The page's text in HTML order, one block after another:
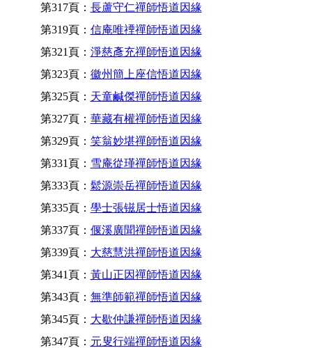
第317頁： 長蘆守仁禪師悟道因緣
第319頁： 信庵唯禋禪師悟道因緣
第321頁： 淨慈彥充禪師悟道因緣
第323頁： 徽州簡上座信悟道因緣
第325頁： 天童鹹傑禪師悟道因緣
第327頁： 華藏有權禪師悟道因緣
第329頁： 笑翁妙堪禪師悟道因緣
第331頁： 雪庵從瑾禪師悟道因緣
第333頁： 鬆源崇岳禪師悟道因緣
第335頁： 學士張镃居士悟道因緣
第337頁： 偃溪廣聞禪師悟道因緣
第339頁： 大慈慧洪禪師悟道因緣
第341頁： 黃山正因禪師悟道因緣
第343頁： 無準師範禪師悟道因緣
第345頁： 大歇仲謙禪師悟道因緣
第347頁： 元叟行端禪師悟道因緣